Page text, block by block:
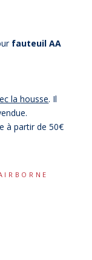
fauteuil AA
lahousse. Il
à partir de 50€